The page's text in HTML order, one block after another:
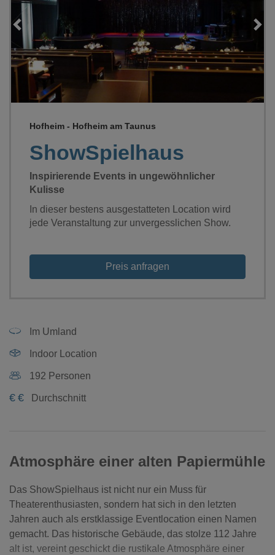
Loading...
ShowSpielhaus
Hofheim - Hofheim am Taunus
Inspirierende Events in ungewöhnlicher
Kulisse
In dieser bestens ausgestatteten Location wird
jede Veranstaltung zur unvergesslichen Show.
Preis anfragen
Im Umland
Indoor Location
192 Personen
€ € Durchschnitt
Atmosphäre einer alten Papiermühle
Das ShowSpielhaus ist nicht nur ein Muss für
Theaterenthusiasten, sondern hat sich in den letzten
Jahren auch als erstklassige Eventlocation einen Namen
gemacht. Das historische Gebäude, das stolze 112 Jahre
alt ist, vereint geschickt die rustikale Atmosphäre einer